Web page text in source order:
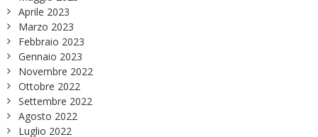
Aprile 2023
Marzo 2023
Febbraio 2023
Gennaio 2023
Novembre 2022
Ottobre 2022
Settembre 2022
Agosto 2022
Luglio 2022